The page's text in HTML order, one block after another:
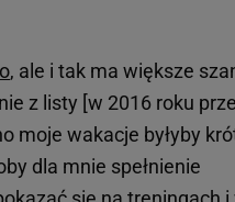
, ale i tak ma większe
z listy [w 2016 roku
moje wakacje byłyby
dla mnie spełnienie